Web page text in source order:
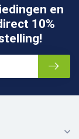
en
10%